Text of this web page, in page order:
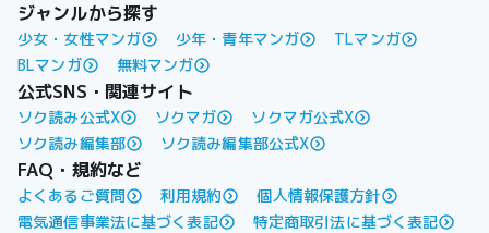
ジャンルから探す
少女・女性マンガ 少年・青年マンガ
TLマンガ
BLマンガ
無料マンガ
公式SNS・関連サイト
ソク読み公式X ソクマガ
ソクマガ公式X
ソク読み編集部
ソク読み編集部公式X
FAQ・規約など
よくあるご質問 利用規約
個人情報保護方針
電気通信事業法に基づく表記
特定商取引法に基づく表記